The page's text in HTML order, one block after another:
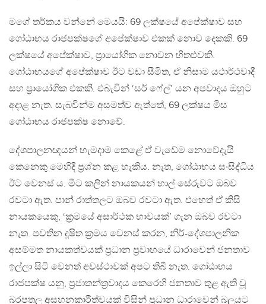
මගේ තර්කය වන්නේ මෙයයි: 69 ලක්ෂයේ අපේක්ෂාව සහ
ගෝඨාභය රාජපක්ෂගේ අපේක්ෂාව එකක් නොව දෙකකි. 69
ලක්ෂයේ අපේක්ෂාව, ප්‍රායෝගික නොවන හිතළුවකි.
ගෝඨාභයගේ අපේක්ෂාව ඊට වඩා සීමිත, ඒ නිසාම යථාර්ථවාදී
සහ ප්‍රායෝගික එකකි. එබැවින් ‘සර් ෆේල්’ යන අපවාදය ඔහුට
අදාළ නැත. සැබවින්ම අසමත්ව ඇත්තේ, 69 ලක්ෂය මිස
ගෝඨාභය රාජපක්ෂ නොවේ.
දේශපාලනඥයන් හැමදාම කෙළේ ඒ වැඩේම නොවේදැයි
කෙනෙකු මෙහිදී ප්‍රශ්න කළ හැකිය. නැත, ගෝඨාභය සංසිද්ධිය
ඊට වෙනස් ය. මීට කලින් නායකයන් හාල් සේරුවට ඔබව
රවටා ඇත. පාන් රාත්තලට ඔබව රවටා ඇත. එහෙත් ඒ කිසි
නායකයෙකු, ‘ක්‍රමයේ අසාර්ථක භාවයක්’ ගැන ඔබව රවටා
නැත. පවතින දූෂිත ක්‍රමය වෙනස් කරන, නිර්-දේශපාලනික
අසම්මත නායකත්වයක් ප්‍රධාන ප්‍රවාහයේ ධාරාවෙන් ජනතාව
ඉල්ලා සිටි වෙනත් අවස්ථාවක් අපට තිබී නැත. ගෝඨාභය
රාජපක්ෂ යනු, ප්‍රජාතන්ත්‍රවාදය කෙරෙහි ජනතාව තුළ ඇති වූ
බරපතල අසහනකාරීත්වයක් විසින් ප්‍රධාන ධාරාවෙන් බලයට